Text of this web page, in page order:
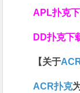
APL扑克
DD扑克下
【关于
ACR扑克